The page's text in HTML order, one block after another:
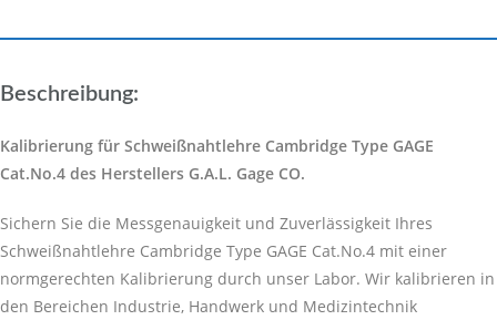
Beschreibung:
Kalibrierung für Schweißnahtlehre Cambridge Type GAGE
Cat.No.4 des Herstellers G.A.L. Gage CO.
Sichern Sie die Messgenauigkeit und Zuverlässigkeit Ihres
Schweißnahtlehre Cambridge Type GAGE Cat.No.4 mit einer
normgerechten Kalibrierung durch unser Labor. Wir kalibrieren in
den Bereichen Industrie, Handwerk und Medizintechnik